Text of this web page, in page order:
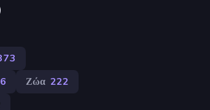
Ζώα 222